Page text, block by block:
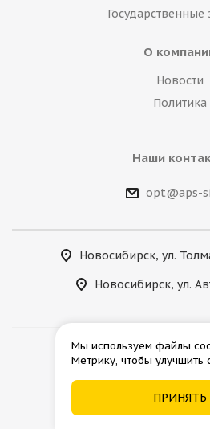
Государственные
О
Новости
Политика
Наши
opt@aps-
Новосибирск, ул.
Новосибирск, ул.
2026 ©
Мы используем файлы
Метрику, чтобы улучшить
ПРИНЯТЬ